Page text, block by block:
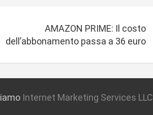
AMAZON PRIME: Il costo
dell’abbonamento passa a 36 euro
Internet Marketing Services LLC